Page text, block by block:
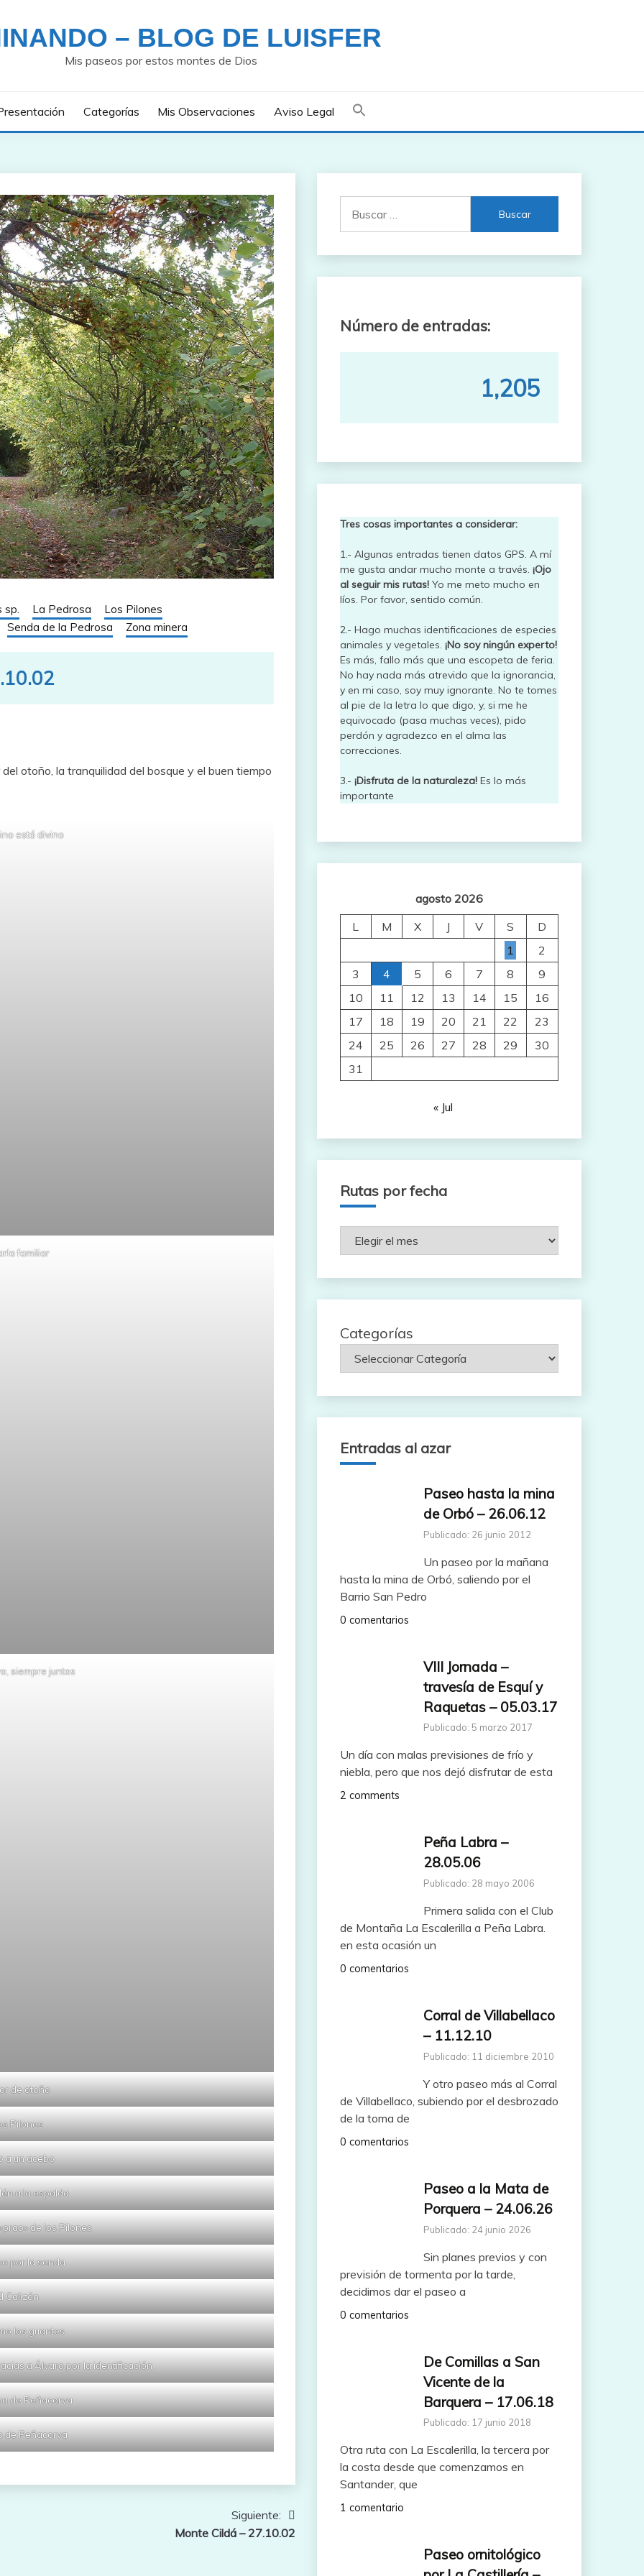
– BLOG DE LUISFER
Mis paseos por estos montes de Dios
Categorías Mis Observaciones Aviso Legal
La Pedrosa
Los Pilones
Senda de la Pedrosa
Zona minera
otoño, la tranquilidad del bosque y el buen tiempo
está divino
familiar
siempre juntos
de otoño
Pilones
a un acebo
a la espalda
de los Pilones
por la senda
Calizón
los guantes
a Álvaro por la identificación
de Peñacorva
de Peñacorva
Siguiente:
Monte Cildá – 27.10.02
Número de entradas:
1,205
Tres cosas importantes a considerar:
1.- Algunas entradas tienen datos GPS. A mí
me gusta andar mucho monte a través. ¡Ojo
al seguir mis rutas!Yo me meto mucho en
líos. Por favor, sentido común.
2.- Hago muchas identificaciones de especies
animales y vegetales. ¡No soy ningún experto!
Es más, fallo más que una escopeta de feria.
No hay nada más atrevido que la ignorancia,
y en mi caso, soy muy ignorante. No te tomes
al pie de la letra lo que digo, y, si me he
equivocado (pasa muchas veces), pido
perdón y agradezco en el alma las
correcciones.
3.- ¡Disfruta de la naturaleza!Es lo más
importante
agosto 2026
L
M X J V S
D
1
2
3
4 5 6 7 8
9
10
11 12 13 14 15
16
17
18 19 20 21 22
23
24
25 26 27 28 29
30
31
« Jul
Rutas por fecha
Rutas
Categorías
Entradas al azar
Paseo hasta la mina
de Orbó – 26.06.12
Publicado: 26 junio 2012
Un paseo por la mañana
hasta la mina de Orbó, saliendo por el
Barrio San Pedro
0 comentarios
VIII Jornada –
travesía de Esquí y
Raquetas – 05.03.17
Publicado: 5 marzo 2017
Un día con malas previsiones de frío y
niebla, pero que nos dejó disfrutar de esta
2 comments
Peña Labra –
28.05.06
Publicado: 28 mayo 2006
Primera salida con el Club
de Montaña La Escalerilla a Peña Labra.
en esta ocasión un
0 comentarios
Corral de Villabellaco
– 11.12.10
Publicado: 11 diciembre 2010
Y otro paseo más al Corral
de Villabellaco, subiendo por el desbrozado
de la toma de
0 comentarios
Paseo a la Mata de
Porquera – 24.06.26
Publicado: 24 junio 2026
Sin planes previos y con
previsión de tormenta por la tarde,
decidimos dar el paseo a
0 comentarios
De Comillas a San
Vicente de la
Barquera – 17.06.18
Publicado: 17 junio 2018
Otra ruta con La Escalerilla, la tercera por
la costa desde que comenzamos en
Santander, que
1 comentario
Paseo ornitológico